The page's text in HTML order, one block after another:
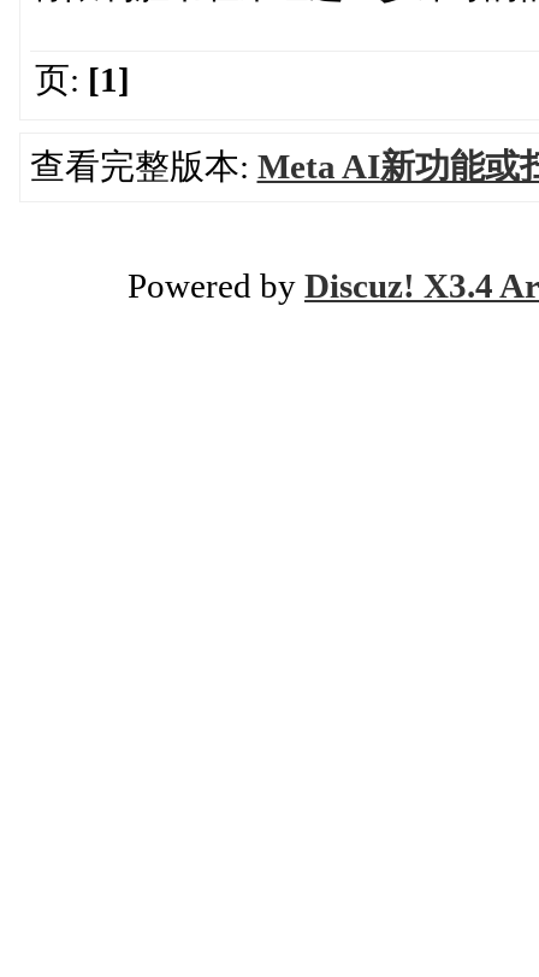
页: [1]
查看完整版本: Meta AI新功能或
Powered by Discuz! X3.4